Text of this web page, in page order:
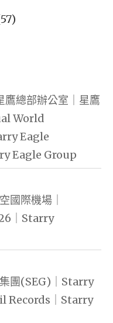
總部辦公室｜星鷹
World
Eagle
Eagle Group
國際機場｜
｜Starry
團(SEG)｜Starry
Records｜Starry